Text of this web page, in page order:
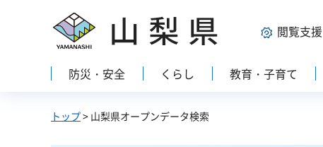
山梨県 閲覧支援
防災・安全 くらし 教育・子育て
トップ> 山梨県オープンデータ検索